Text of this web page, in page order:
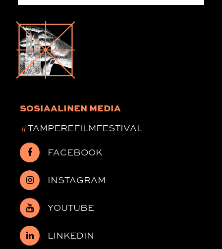
SOSIAALINEN MEDIA
#TAMPEREFILMFESTIVAL
FACEBOOK
INSTAGRAM
YOUTUBE
LINKEDIN